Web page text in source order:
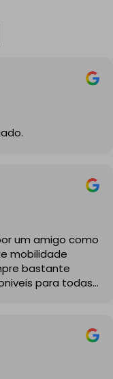
um amigo como
mobilidade
bastante
para todas
garagem
prazos
a limpeza e